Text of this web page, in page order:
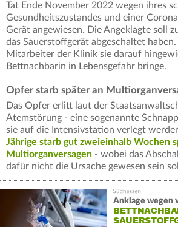
Tat Ende November 2022 wegen ihres
Gesundheitszustandes und einer
Gerät angewiesen. Die Angeklagte soll
das Sauerstoffgerät abgeschaltet
Mitarbeiter der Klinik sie darauf
Bettnachbarin in Lebensgefahr bringe.
Opfer starb später an
Das Opfer erlitt laut der
Atemstörung - eine sogenannte
sie auf die Intensivstation verlegt
Jährige starb gut zweieinhalb Wochen
Multiorganversagen - wobei das
dafür nicht die Ursache gewesen sein
Anklage wegen